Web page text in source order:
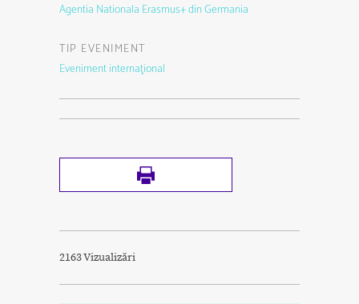
Agentia Nationala Erasmus+ din Germania
TIP EVENIMENT
Eveniment internaţional
2163 Vizualizări